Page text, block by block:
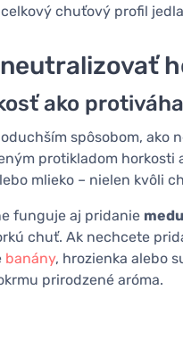
chuťový profil
ako
spôsobom, ako
protikladom horkosti
mlieko – nielen kvôli
funguje aj pridanie
chuť. Ak nechcete
banány, hrozienka alebo
prirodzené aróma.